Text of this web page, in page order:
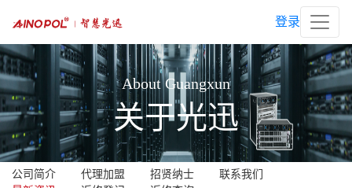
登录
About Guangxun
关于光迅
公司简介 代理加盟 招贤纳士
联系我们